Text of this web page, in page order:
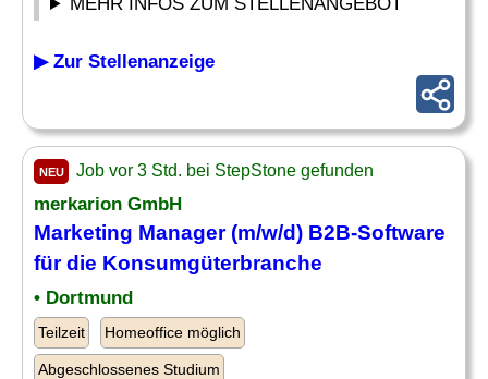
▶ Zur Stellenanzeige
NEU Job vor 3 Std. bei StepStone gefunden
merkarion GmbH
Marketing Manager (m/w/d) B2B-Software
für die Konsumgüterbranche
• Dortmund
Teilzeit Homeoffice möglich
Abgeschlossenes Studium